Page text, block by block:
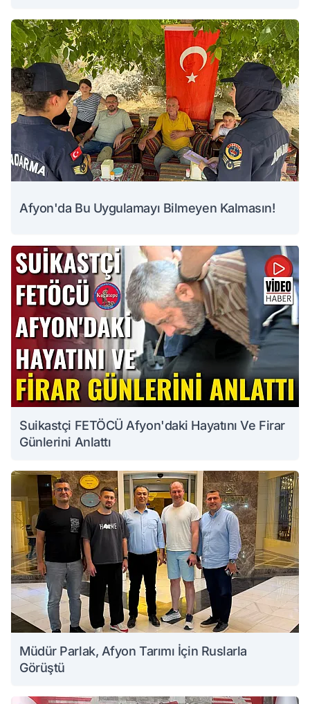
Afyon'da Bu Uygulamayı Bilmeyen Kalmasın!
Suikastçi FETÖCÜ Afyon'daki Hayatını Ve Firar
Günlerini Anlattı
Müdür Parlak, Afyon Tarımı İçin Ruslarla
Görüştü